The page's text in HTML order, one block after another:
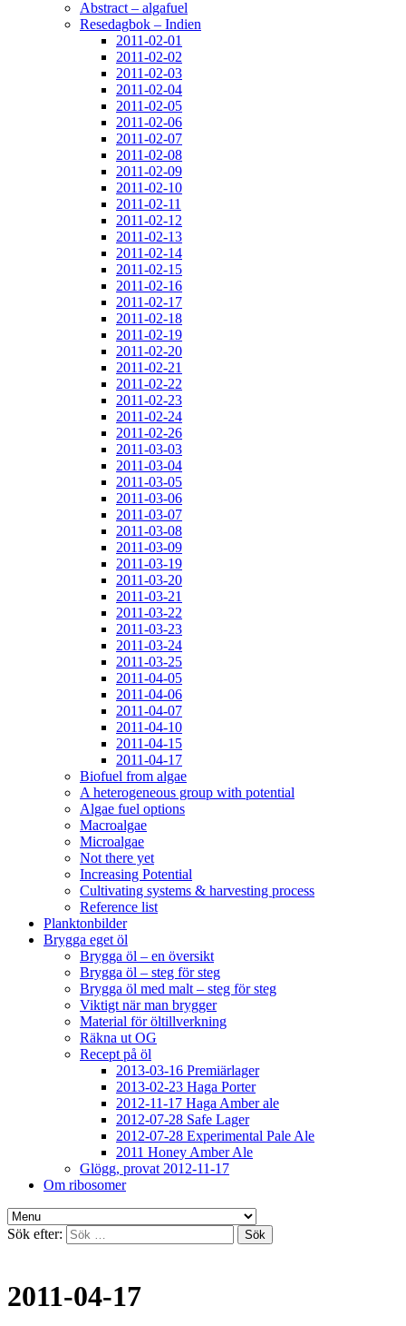
Abstract – algafuel
Resedagbok – Indien
2011-02-01
2011-02-02
2011-02-03
2011-02-04
2011-02-05
2011-02-06
2011-02-07
2011-02-08
2011-02-09
2011-02-10
2011-02-11
2011-02-12
2011-02-13
2011-02-14
2011-02-15
2011-02-16
2011-02-17
2011-02-18
2011-02-19
2011-02-20
2011-02-21
2011-02-22
2011-02-23
2011-02-24
2011-02-26
2011-03-03
2011-03-04
2011-03-05
2011-03-06
2011-03-07
2011-03-08
2011-03-09
2011-03-19
2011-03-20
2011-03-21
2011-03-22
2011-03-23
2011-03-24
2011-03-25
2011-04-05
2011-04-06
2011-04-07
2011-04-10
2011-04-15
2011-04-17
Biofuel from algae
A heterogeneous group with potential
Algae fuel options
Macroalgae
Microalgae
Not there yet
Increasing Potential
Cultivating systems & harvesting process
Reference list
Planktonbilder
Brygga eget öl
Brygga öl – en översikt
Brygga öl – steg för steg
Brygga öl med malt – steg för steg
Viktigt när man brygger
Material för öltillverkning
Räkna ut OG
Recept på öl
2013-03-16 Premiärlager
2013-02-23 Haga Porter
2012-11-17 Haga Amber ale
2012-07-28 Safe Lager
2012-07-28 Experimental Pale Ale
2011 Honey Amber Ale
Glögg, provat 2012-11-17
Om ribosomer
Sök efter:
2011-04-17